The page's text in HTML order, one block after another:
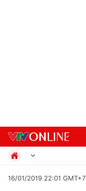
Xã hội
16/01/2019 22:01 GMT+7